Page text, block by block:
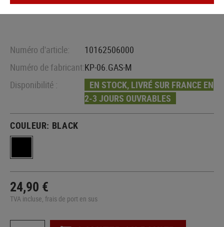
Numéro d'article:
10162506000
Numéro de fabricant:KP-06.GAS-M
Disponibilité :
EN STOCK, LIVRÉ SUR FRANCE EN
2-3 JOURS OUVRABLES
COULEUR: BLACK
24,90 €
TVA incluse, frais de port en sus